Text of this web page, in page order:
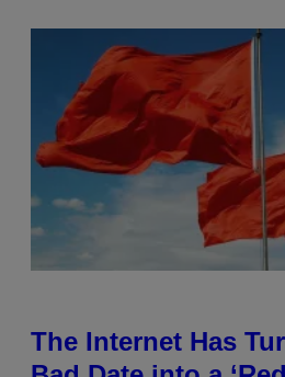
The Internet Has